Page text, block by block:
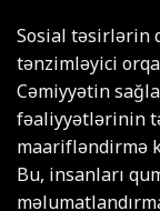
Sosial təsirlərin
tənzimləyici
Cəmiyyətin
fəaliyyətlərinin
maarifləndirmə
Bu, insanları